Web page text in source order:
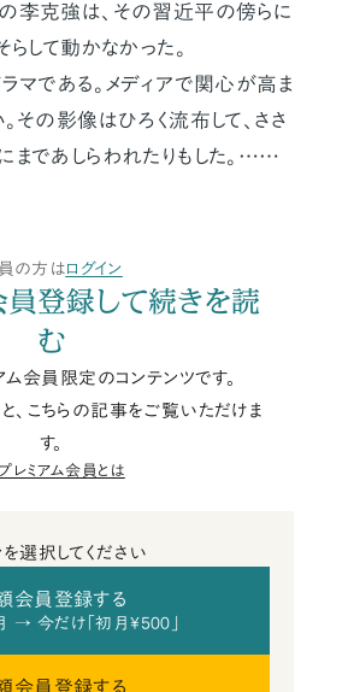
李克強は、その習近平の傍らに
らして動かなかった。
マである。メディアで関心が高ま
その影像はひろく流布して、ささ
であしらわれたりもした。……
の方はログイン
員登録して続きを読
む
ム会員限定のコンテンツです。
、こちらの記事をご覧いただけま
す。
プレミアム会員とは
を選択してください
会員登録する
今だけ「初月¥500」
会員登録する